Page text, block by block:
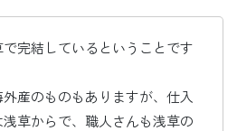
で完結しているということです
産のものもありますが、仕入
草からで、職人さんも浅草の